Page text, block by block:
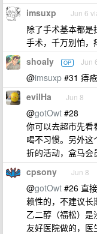
imsuxp Jun 6
除了手术基本都
手术，千万别怕，
shoaly OP Jun
@imsuxp #31 痔
evilHa Jun 8
@gotOwt #28
你可以去超市先看
喝不习惯。另外
折的活动，盒马会
cpsony Jun 8
@gotOwt #26 直
赖性的，不建议长
乙二醇（福松）是
友好医院做的，